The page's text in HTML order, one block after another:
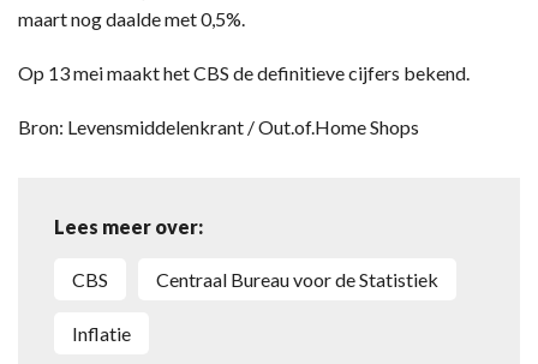
maart nog daalde met 0,5%.
Op 13 mei maakt het CBS de definitieve cijfers bekend.
Bron: Levensmiddelenkrant / Out.of.Home Shops
Lees meer over:
CBS Centraal Bureau voor de Statistiek
inflatie